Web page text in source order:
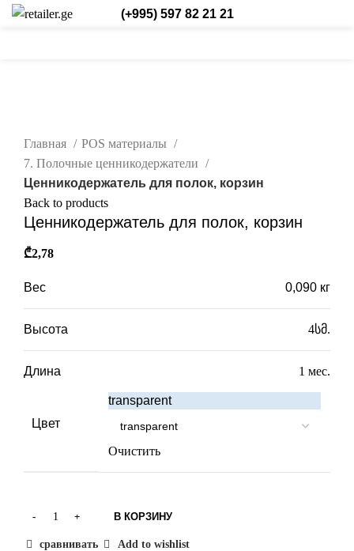
(+995) 597 82 21 21
Главная
POS материалы
7. Полочные ценникодержатели
Ценникодержатель для полок, корзин
Back to products
Ценникодержатель для полок, корзин
₾2,78
Вес 0,090 кг
Высота 4სმ.
Длина 1 мес.
Цвет
transparent
Очистить
В КОРЗИНУ
сравнивать Add to wishlist